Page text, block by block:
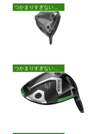
つかまりすぎないドライバー
つかまりすぎないドライバー